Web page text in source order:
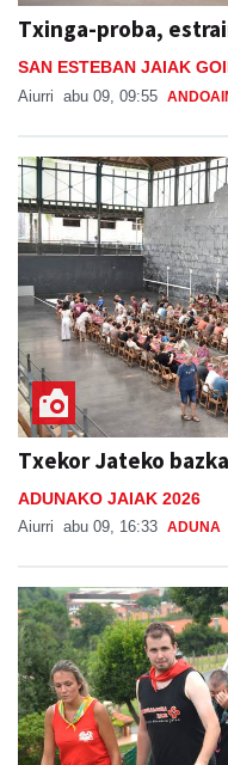
Txinga-proba,
SAN ESTEBAN JAIAK
Aiurri abu 09, 09:55
Txekor Jateko
ADUNAKO JAIAK 2026
Aiurri abu 09, 16:33 ADUNA